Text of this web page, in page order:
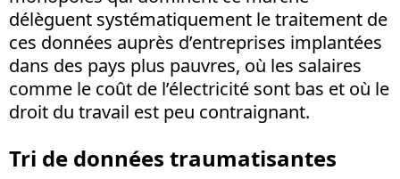
délèguent systématiquement le traitement de
ces données auprès d’entreprises implantées
dans des pays plus pauvres, où les salaires
comme le coût de l’électricité sont bas et où le
droit du travail est peu contraignant.
Tri de données traumatisantes